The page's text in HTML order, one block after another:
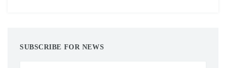
SUBSCRIBE FOR NEWS